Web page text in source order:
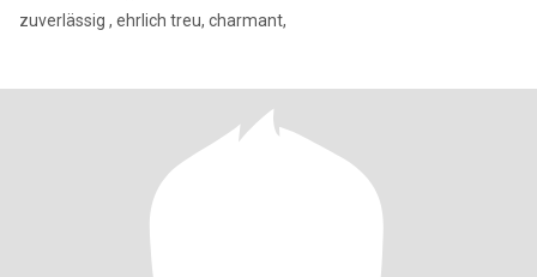
zuverlässig , ehrlich treu, charmant,